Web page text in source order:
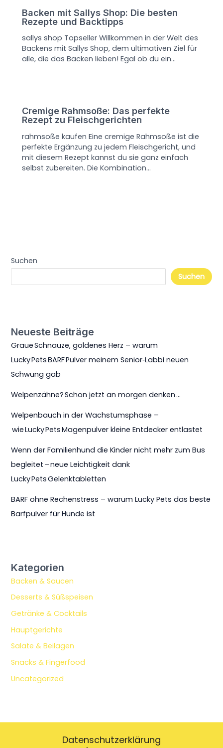
Backen mit Sallys Shop: Die besten
Rezepte und Backtipps
sallys shop Topseller Willkommen in der Welt des
Backens mit Sallys Shop, dem ultimativen Ziel für
alle, die das Backen lieben! Egal ob du ein…
Cremige Rahmsoße: Das perfekte
Rezept zu Fleischgerichten
rahmsoße kaufen Eine cremige Rahmsoße ist die
perfekte Ergänzung zu jedem Fleischgericht, und
mit diesem Rezept kannst du sie ganz einfach
selbst zubereiten. Die Kombination…
Suchen
Suchen
Neueste Beiträge
Graue Schnauze, goldenes Herz – warum
Lucky Pets BARF Pulver meinem Senior‑Labbi neuen
Schwung gab
Welpenzähne? Schon jetzt an morgen denken …
Welpenbauch in der Wachstumsphase –
wie Lucky Pets Magenpulver kleine Entdecker entlastet
Wenn der Familienhund die Kinder nicht mehr zum Bus
begleitet – neue Leichtigkeit dank
Lucky Pets Gelenktabletten
BARF ohne Rechenstress – warum Lucky Pets das beste
Barfpulver für Hunde ist
Kategorien
Backen & Saucen
Desserts & Süßspeisen
Getränke & Cocktails
Hauptgerichte
Salate & Beilagen
Snacks & Fingerfood
Uncategorized
Datenschutzerklärung